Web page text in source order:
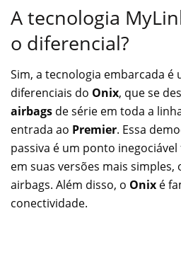
A tecnologia
o diferencial?
Sim, a tecnologia embarcada é
diferenciais do Onix, que se
airbags de série em toda a
entrada ao Premier. Essa
passiva é um ponto
em suas versões mais simples,
airbags. Além disso, o Onix é
conectividade.